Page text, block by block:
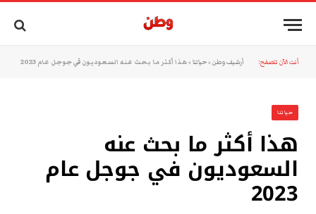
أنت الآن تتصفح: أرشيف وطن »حياتنا »هذا أكثر ما بحث عنه السعوديون في جوجل عام 2023
حياتنا
هذا أكثر ما بحث عنه
السعوديون في جوجل عام
2023